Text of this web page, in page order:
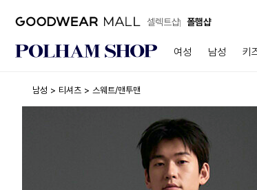
셀렉트샵 폴햄샵
여성 남성 키
남성 티셔츠 스웨트/맨투맨